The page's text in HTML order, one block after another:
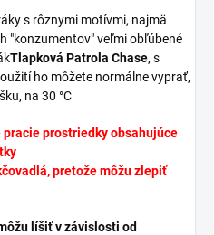
s rôznymi motívmi, najmä
"konzumentov" veľmi obľúbené
Tlapková Patrola Chase, s
ho môžete normálne vyprať,
na 30 °C
prostriedky obsahujúce
pretože môžu zlepiť
líšiť v závislosti od